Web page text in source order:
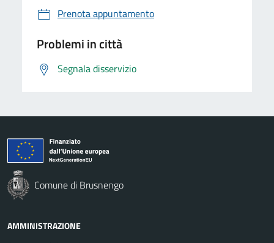
Prenota appuntamento
Problemi in città
Segnala disservizio
Comune di Brusnengo
AMMINISTRAZIONE